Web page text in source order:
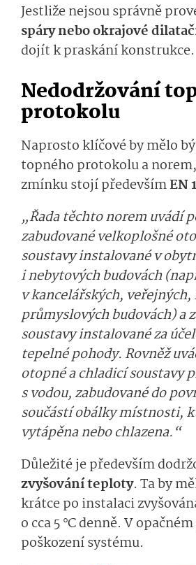
Jestliže nejsou správně
spáry nebo okrajové
dojít k praskání konstrukce.
Nedodržování
protokolu
Naprosto klíčové by mělo
topného protokolu a
zmínku stojí předevšímEN
„Řada těchto norem uvádí
zabudované velkoplošné
soustavy instalované v
i nebytových budovách
v kancelářských,
průmyslových budovách) a
soustavy instalované za
tepelné pohody. Rovněž
otopné a chladicí soustavy
s vodou, zabudované do
součástí obálky místnosti,
vytápěna nebo chlazena.“
Důležité je především
zvyšování teploty. Ta by
krátce po instalaci
o cca 5 °C denně. V
poškození systému.